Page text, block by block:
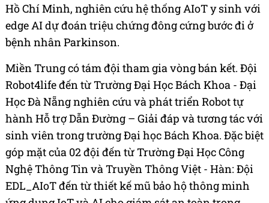
Hồ Chí Minh, nghiên cứu hệ thống AIoT y sinh với
edge AI dự đoán triệu chứng đông cứng bước đi ở
bệnh nhân Parkinson.
Miền Trung có tám đội tham gia vòng bán kết. Đội
Robot4life đến từ Trường Đại Học Bách Khoa - Đại
Học Đà Nẵng nghiên cứu và phát triển Robot tự
hành Hỗ trợ Dẫn Đường – Giải đáp và tương tác với
sinh viên trong trường Đại học Bách Khoa. Đặc biệt
góp mặt của 02 đội đến từ Trường Đại Học Công
Nghệ Thông Tin và Truyền Thông Việt - Hàn: Đội
EDL_AIoT đến từ thiết kế mũ bảo hộ thông minh